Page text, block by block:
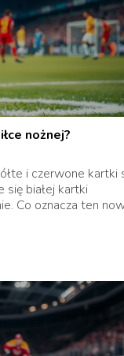
nożnej?
i czerwone kartki
się białej kartki
Co oznacza ten